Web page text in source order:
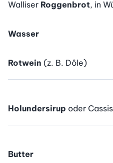
Walliser Roggenbrot, in
Wasser
Rotwein (z. B. Dôle)
Holundersirup oder
Butter